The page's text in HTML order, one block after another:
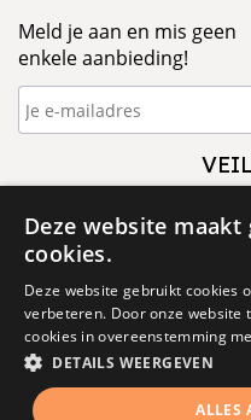
Meld je aan en mis geen
enkele aanbieding!
Deze website maakt
cookies.
Deze website gebruikt cookies
verbeteren. Door onze website
cookies in overeenstemming
DETAILS WEERGEVEN
ALLES